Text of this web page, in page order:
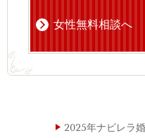
女性無料相談へ
2025年ナビレラ